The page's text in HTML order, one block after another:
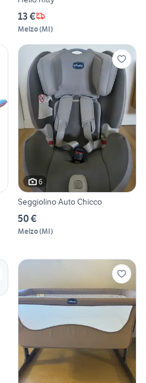
13 €
Melzo(MI)
6
Seggiolino Auto Chicco
50 €
Melzo(MI)